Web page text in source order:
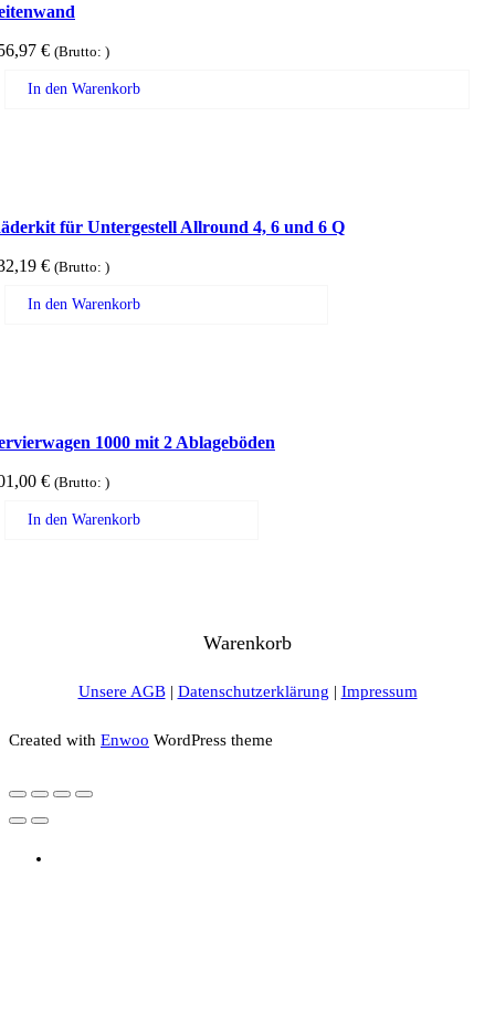
€ (Brutto: )
In den Warenkorb
für Untergestell Allround 4, 6 und 6 Q
€ (Brutto: )
In den Warenkorb
1000 mit 2 Ablageböden
€ (Brutto: )
In den Warenkorb
Warenkorb
Unsere AGB| Datenschutzerklärung | Impressum
Created with Enwoo WordPress theme